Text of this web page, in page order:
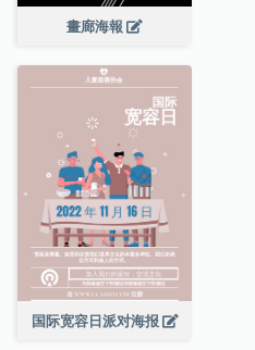
畫廊海報
国际宽容日派对海报